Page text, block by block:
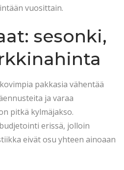
vuosittain.
sesonki,
pakkasia vähentää
ja varaa
pitkä kylmäjakso.
erissä, jolloin
eivät osu yhteen ainoaan